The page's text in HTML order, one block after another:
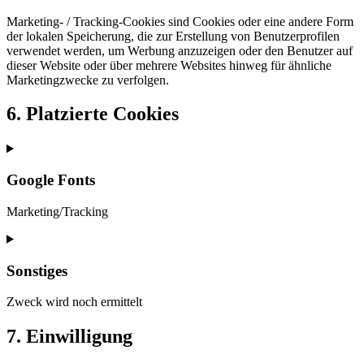
Marketing- / Tracking-Cookies sind Cookies oder eine andere Form
der lokalen Speicherung, die zur Erstellung von Benutzerprofilen
verwendet werden, um Werbung anzuzeigen oder den Benutzer auf
dieser Website oder über mehrere Websites hinweg für ähnliche
Marketingzwecke zu verfolgen.
6. Platzierte Cookies
Google Fonts
Marketing/Tracking
Consent
service
fonts
Sonstiges
Zweck wird noch ermittelt
Consent
to
7. Einwilligung